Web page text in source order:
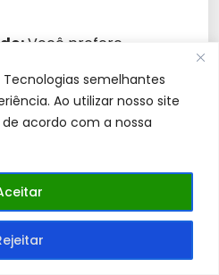
Tecnologias semelhantes
Ao utilizar nosso site
acordo com a nossa
Você prefere
(Apple TV+, Max),
(Netflix, Prime Video)
(Disney+ com ESPN,
Defina um teto de
mais a pena assinar
três serviços separados.